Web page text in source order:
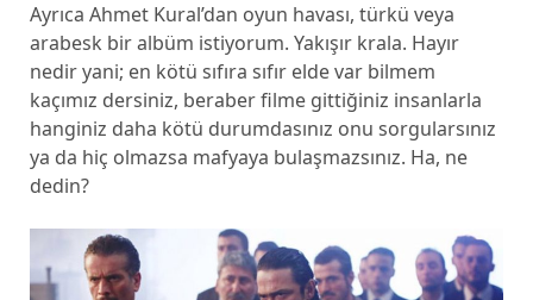
Ayrıca Ahmet Kural’dan oyun havası, türkü veya
arabesk bir albüm istiyorum. Yakışır krala. Hayır
nedir yani; en kötü sıfıra sıfır elde var bilmem
kaçımız dersiniz, beraber filme gittiğiniz insanlarla
hanginiz daha kötü durumdasınız onu sorgularsınız
ya da hiç olmazsa mafyaya bulaşmazsınız. Ha, ne
dedin?